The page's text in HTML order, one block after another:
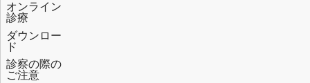
オンライン
診療
ダウンロー
ド
診察の際の
ご注意